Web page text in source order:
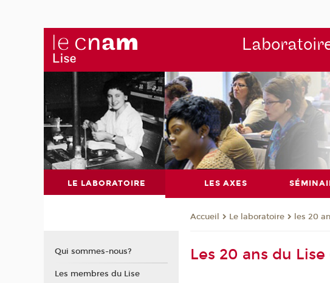
LE LABORATOIRE LES AXES
Accueil Le laboratoire les 20
Les 20 ans du Lise
Qui sommes-nous?
Les membres du Lise